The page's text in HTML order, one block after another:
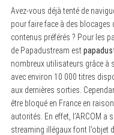
Avez-vous déjà tenté de
pour faire face à des blocages
contenus préférés ? Pour les
de Papadustream est
nombreux utilisateurs grâce à
avec environ 10 000 titres
aux dernières sorties.
être bloqué en France en
autorités. En effet, l’ARCOM
streaming illégaux font l’objet